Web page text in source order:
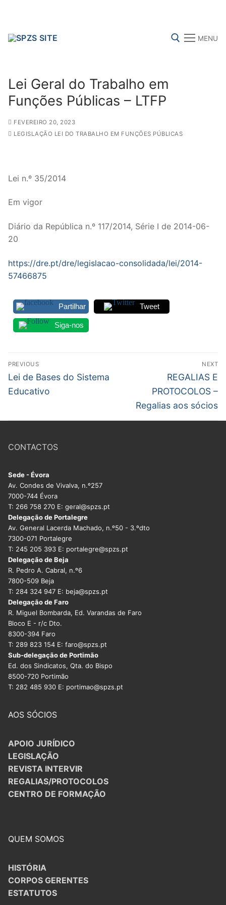
MENU
FENPROF CGTP-IN
Legislação
Sectores
1º CICLO
2º/3º CEB / SECUNDÁRIO
EDUCAÇÃO ESPECIAL
PARTICULAR / IPSS / MISERICÓRDIAS
Formação
Área de Sócios
Revista Intervir
Contactos
Lei Geral do Trabalho em
Funções Públicas – LTFP
FEVEREIRO 20, 2023
LEGISLAÇÃO LEI DO TRABALHO EM FUNÇÕES PÚBLICAS
Lei n.º 35/2014
Em vigor
Diário da República n.º 117/2014, Série I de 2014-06-
20
https://dre.pt/dre/legislacao-consolidada/lei/2014-
57466875
Partilhar Tweet
Siga-nos
Navegação
de
artigos
PREVIOUS
Previous
post:
Lei de Bases do Sistema
Educativo
NEXT
Next
post:
REGALIAS E
PROTOCOLOS –
Regalias aos sócios
CONTACTOS
Sede - Évora
Av. Condes de Vivalva, n.º257
7000-744 Évora
T: 266 758 270 E: geral@spzs.pt
Delegação de Portalegre
Av. General Lacerda Machado, n.º50 - 3.ºdto
7300-071 Portalegre
T: 245 205 393 E: portalegre@spzs.pt
Delegação de Beja
R. Pedro A. Cabral, n.º6
7800-509 Beja
T: 284 324 947 E: beja@spzs.pt
Delegação de Faro
R. Miguel Bombarda, Ed. Varandas de Faro
Bloco E - r/c Dto.
8300-394 Faro
T: 289 823 154 E: faro@spzs.pt
Sub-delegação de Portimão
Ed. dos Sindicatos, Qta. do Bispo
8500-720 Portimão
T: 282 485 930 E: portimao@spzs.pt
AOS SÓCIOS
APOIO JURÍDICO
LEGISLAÇÃO
REVISTA INTERVIR
REGALIAS/PROTOCOLOS
CENTRO DE FORMAÇÃO
QUEM SOMOS
HISTÓRIA
CORPOS GERENTES
ESTATUTOS